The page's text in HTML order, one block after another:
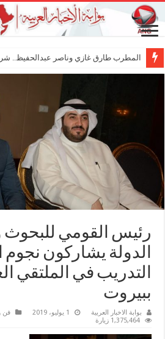
المطرب طارق غازي وناصر عبدالحفيظ..
رئيس القومي
الدولة يشاركون نجوم
التدريب في الملتقي
ببيروت
بوابة الاخبار العربية 1 يوليو، 2019 فن
1,375,464 زيارة